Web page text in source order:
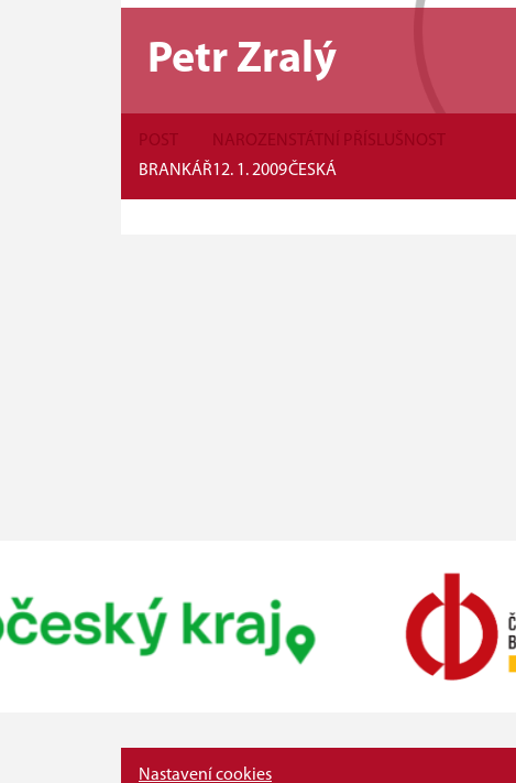
Petr Zralý
POST
BRANKÁŘ
NAROZEN
12. 1. 2009
STÁTNÍ PŘÍSLUŠNOST
ČESKÁ
Nastavení cookies